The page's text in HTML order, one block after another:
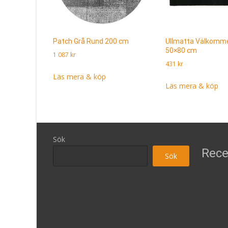
Patch Grå Rund 200 cm
1 087 kr
Läs mera & köp
Ullmatta
50×80 cm
431 kr
Läs mera & köp
Sök
Sök